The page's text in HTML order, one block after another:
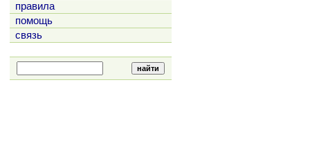
правила
помощь
связь